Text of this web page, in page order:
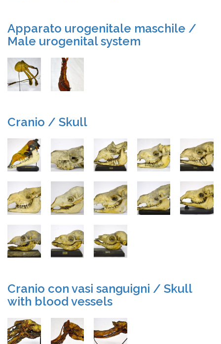
Apparato urogenitale maschile /
Male urogenital system
Cranio / Skull
Cranio con vasi sanguigni / Skull
with blood vessels